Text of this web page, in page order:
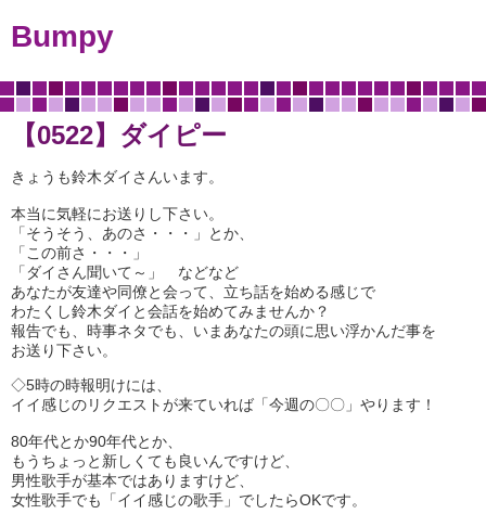
Bumpy
【0522】ダイピー
きょうも鈴木ダイさんいます。
本当に気軽にお送りし下さい。
「そうそう、あのさ・・・」とか、
「この前さ・・・」
「ダイさん聞いて～」 などなど
あなたが友達や同僚と会って、立ち話を始める感じで
わたくし鈴木ダイと会話を始めてみませんか？
報告でも、時事ネタでも、いまあなたの頭に思い浮かんだ事を
お送り下さい。
◇5時の時報明けには、
イイ感じのリクエストが来ていれば「今週の〇〇」やります！
80年代とか90年代とか、
もうちょっと新しくても良いんですけど、
男性歌手が基本ではありますけど、
女性歌手でも「イイ感じの歌手」でしたらOKです。